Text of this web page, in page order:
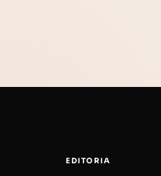
EDITORIA